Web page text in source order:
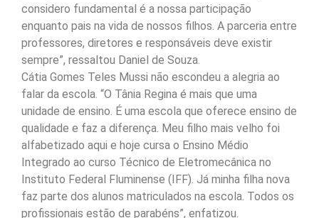
considero fundamental é a nossa participação
enquanto pais na vida de nossos filhos. A parceria entre
professores, diretores e responsáveis deve existir
sempre”, ressaltou Daniel de Souza.
Cátia Gomes Teles Mussi não escondeu a alegria ao
falar da escola. “O Tânia Regina é mais que uma
unidade de ensino. É uma escola que oferece ensino de
qualidade e faz a diferença. Meu filho mais velho foi
alfabetizado aqui e hoje cursa o Ensino Médio
Integrado ao curso Técnico de Eletromecânica no
Instituto Federal Fluminense (IFF). Já minha filha nova
faz parte dos alunos matriculados na escola. Todos os
profissionais estão de parabéns”, enfatizou.